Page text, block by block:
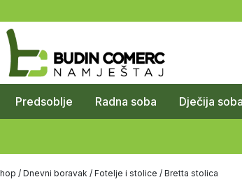
Predsoblje Radna soba Dječija soba
/ Dnevni boravak / Fotelje i stolice / Bretta stolica